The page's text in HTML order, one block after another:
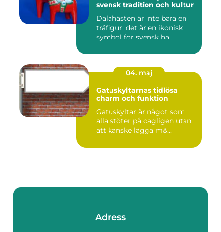
svensk tradition och kultur
Dalahästen är inte bara en
träfigur; det är en ikonisk
symbol för svensk ha...
04. maj
Gatuskyltarnas tidlösa
charm och funktion
Gatuskyltar är något som
alla stöter på dagligen utan
att kanske lägga m&...
Adress